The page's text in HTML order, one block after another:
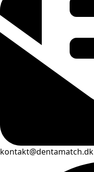
kontakt@dentamatch.dk